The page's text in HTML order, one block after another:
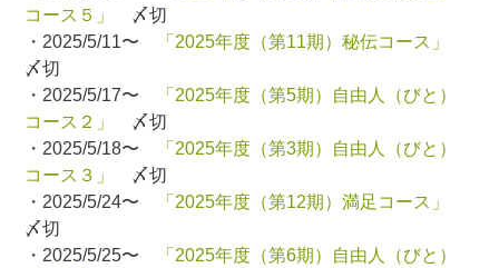
コース５」
〆切
・2025/5/11〜
「2025年度（第11期）秘伝コース」
〆切
・2025/5/17〜
「2025年度（第5期）自由人（びと）
コース２」
〆切
・2025/5/18〜
「2025年度（第3期）自由人（びと）
コース３」
〆切
・2025/5/24〜
「2025年度（第12期）満足コース」
〆切
・2025/5/25〜
「2025年度（第6期）自由人（びと）